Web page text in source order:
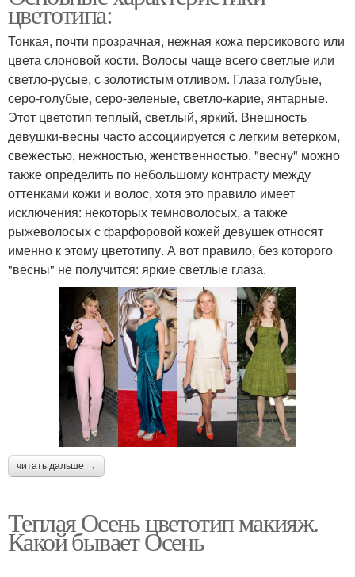
цветотипа:
Тонкая, почти прозрачная, нежная кожа персикового или
цвета слоновой кости. Волосы чаще всего светлые или
светло-русые, с золотистым отливом. Глаза голубые,
серо-голубые, серо-зеленые, светло-карие, янтарные.
Этот цветотип теплый, светлый, яркий. Внешность
девушки-весны часто ассоциируется с легким ветерком,
свежестью, нежностью, женственностью. "весну" можно
также определить по небольшому контрасту между
оттенками кожи и волос, хотя это правило имеет
исключения: некоторых темноволосых, а также
рыжеволосых с фарфоровой кожей девушек относят
именно к этому цветотипу. А вот правило, без которого
"весны" не получится: яркие светлые глаза.
читать дальше →
Теплая Осень цветотип макияж.
Какой бывает Осень